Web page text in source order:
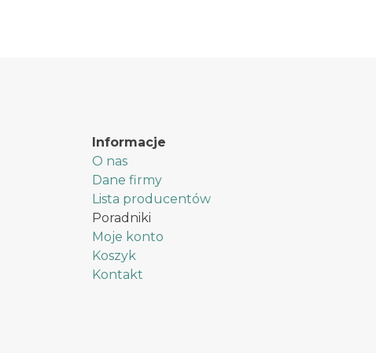
Informacje
O nas
Dane firmy
Lista producentów
Poradniki
Moje konto
Koszyk
Kontakt